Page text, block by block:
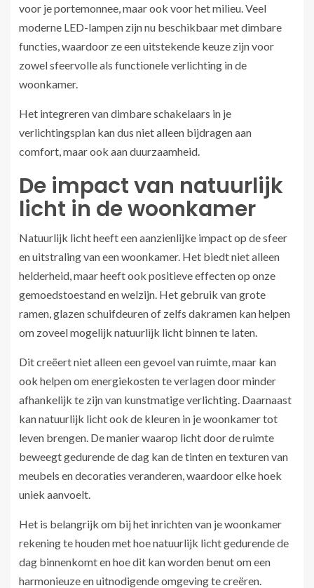
voor je portemonnee, maar ook voor het milieu. Veel
moderne LED-lampen zijn nu beschikbaar met dimbare
functies, waardoor ze een uitstekende keuze zijn voor
zowel sfeervolle als functionele verlichting in de
woonkamer.
Het integreren van dimbare schakelaars in je
verlichtingsplan kan dus niet alleen bijdragen aan
comfort, maar ook aan duurzaamheid.
De impact van natuurlijk
licht in de woonkamer
Natuurlijk licht heeft een aanzienlijke impact op de sfeer
en uitstraling van een woonkamer. Het biedt niet alleen
helderheid, maar heeft ook positieve effecten op onze
gemoedstoestand en welzijn. Het gebruik van grote
ramen, glazen schuifdeuren of zelfs dakramen kan helpen
om zoveel mogelijk natuurlijk licht binnen te laten.
Dit creëert niet alleen een gevoel van ruimte, maar kan
ook helpen om energiekosten te verlagen door minder
afhankelijk te zijn van kunstmatige verlichting. Daarnaast
kan natuurlijk licht ook de kleuren in je woonkamer tot
leven brengen. De manier waarop licht door de ruimte
beweegt gedurende de dag kan de tinten en texturen van
meubels en decoraties veranderen, waardoor elke hoek
uniek aanvoelt.
Het is belangrijk om bij het inrichten van je woonkamer
rekening te houden met hoe natuurlijk licht gedurende de
dag binnenkomt en hoe dit kan worden benut om een
harmonieuze en uitnodigende omgeving te creëren.